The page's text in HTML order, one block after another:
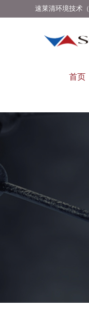
速莱清环境技术
首页